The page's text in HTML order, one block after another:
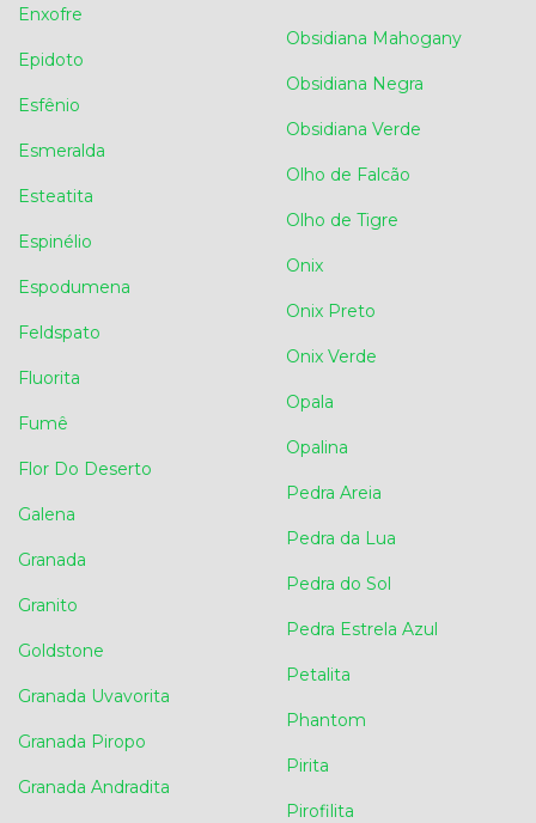
Enxofre
Epidoto
Esfênio
Esmeralda
Esteatita
Espinélio
Espodumena
Feldspato
Fluorita
Fumê
Flor Do Deserto
Galena
Granada
Granito
Goldstone
Granada Uvavorita
Granada Piropo
Granada Andradita
Obsidiana Mahogany
Obsidiana Negra
Obsidiana Verde
Olho de Falcão
Olho de Tigre
Onix
Onix Preto
Onix Verde
Opala
Opalina
Pedra Areia
Pedra da Lua
Pedra do Sol
Pedra Estrela Azul
Petalita
Phantom
Pirita
Pirofilita